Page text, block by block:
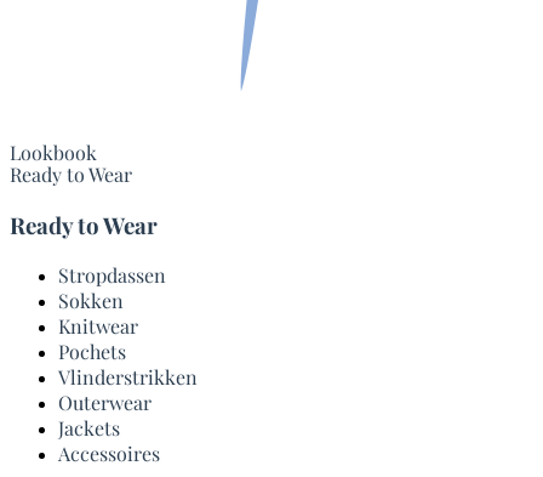
Lookbook
Ready to Wear
Ready to Wear
Stropdassen
Sokken
Knitwear
Pochets
Vlinderstrikken
Outerwear
Jackets
Accessoires